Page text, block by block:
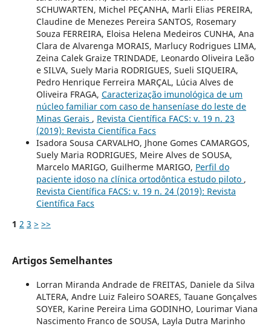
SCHUWARTEN, Michel PEÇANHA, Marli Elias PEREIRA,
Claudine de Menezes Pereira SANTOS, Rosemary
Souza FERREIRA, Eloisa Helena Medeiros CUNHA, Ana
Clara de Alvarenga MORAIS, Marlucy Rodrigues LIMA,
Zeina Calek Graize TRINDADE, Leonardo Oliveira Leão
e SILVA, Suely Maria RODRIGUES, Sueli SIQUEIRA,
Pedro Henrique Ferreira MARÇAL, Lúcia Alves de
Oliveira FRAGA, Caracterização imunológica de um
núcleo familiar com caso de hanseníase do leste de
Minas Gerais , Revista Científica FACS: v. 19 n. 23
(2019): Revista Científica Facs
Isadora Sousa CARVALHO, Jhone Gomes CAMARGOS,
Suely Maria RODRIGUES, Meire Alves de SOUSA,
Marcelo MARIGO, Guilherme MARIGO, Perfil do
paciente idoso na clínica ortodôntica estudo piloto ,
Revista Científica FACS: v. 19 n. 24 (2019): Revista
Científica Facs
1 2 3 > >>
Artigos Semelhantes
Lorran Miranda Andrade de FREITAS, Daniele da Silva
ALTERA, Andre Luiz Faleiro SOARES, Tauane Gonçalves
SOYER, Karine Pereira Lima GODINHO, Lourimar Viana
Nascimento Franco de SOUSA, Layla Dutra Marinho